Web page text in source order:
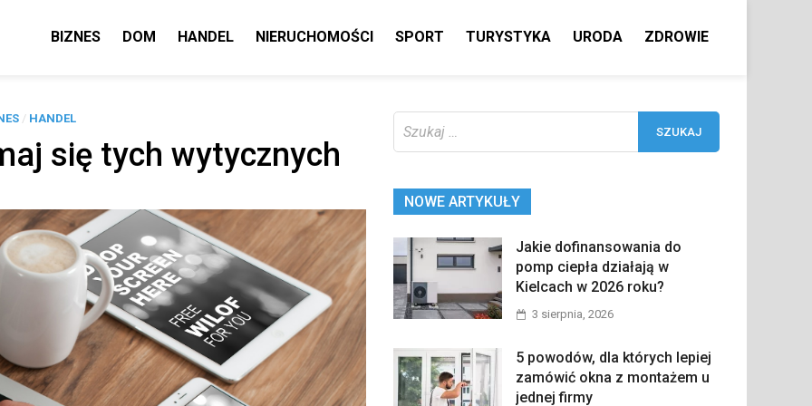
BIZNES DOM HANDEL NIERUCHOMOŚCI SPORT TURYSTYKA URODA ZDROWIE
/ HANDEL
się tych wytycznych
NOWE ARTYKUŁY
Jakie dofinansowania do
pomp ciepła działają w
Kielcach w 2026 roku?
3 sierpnia, 2026
5 powodów, dla których lepiej
zamówić okna z montażem u
jednej firmy